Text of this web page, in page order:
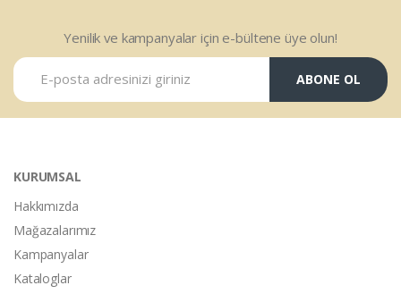
Yenilik ve kampanyalar için e-bültene üye olun!
ABONE OL
KURUMSAL
Hakkımızda
Mağazalarımız
Kampanyalar
Kataloglar